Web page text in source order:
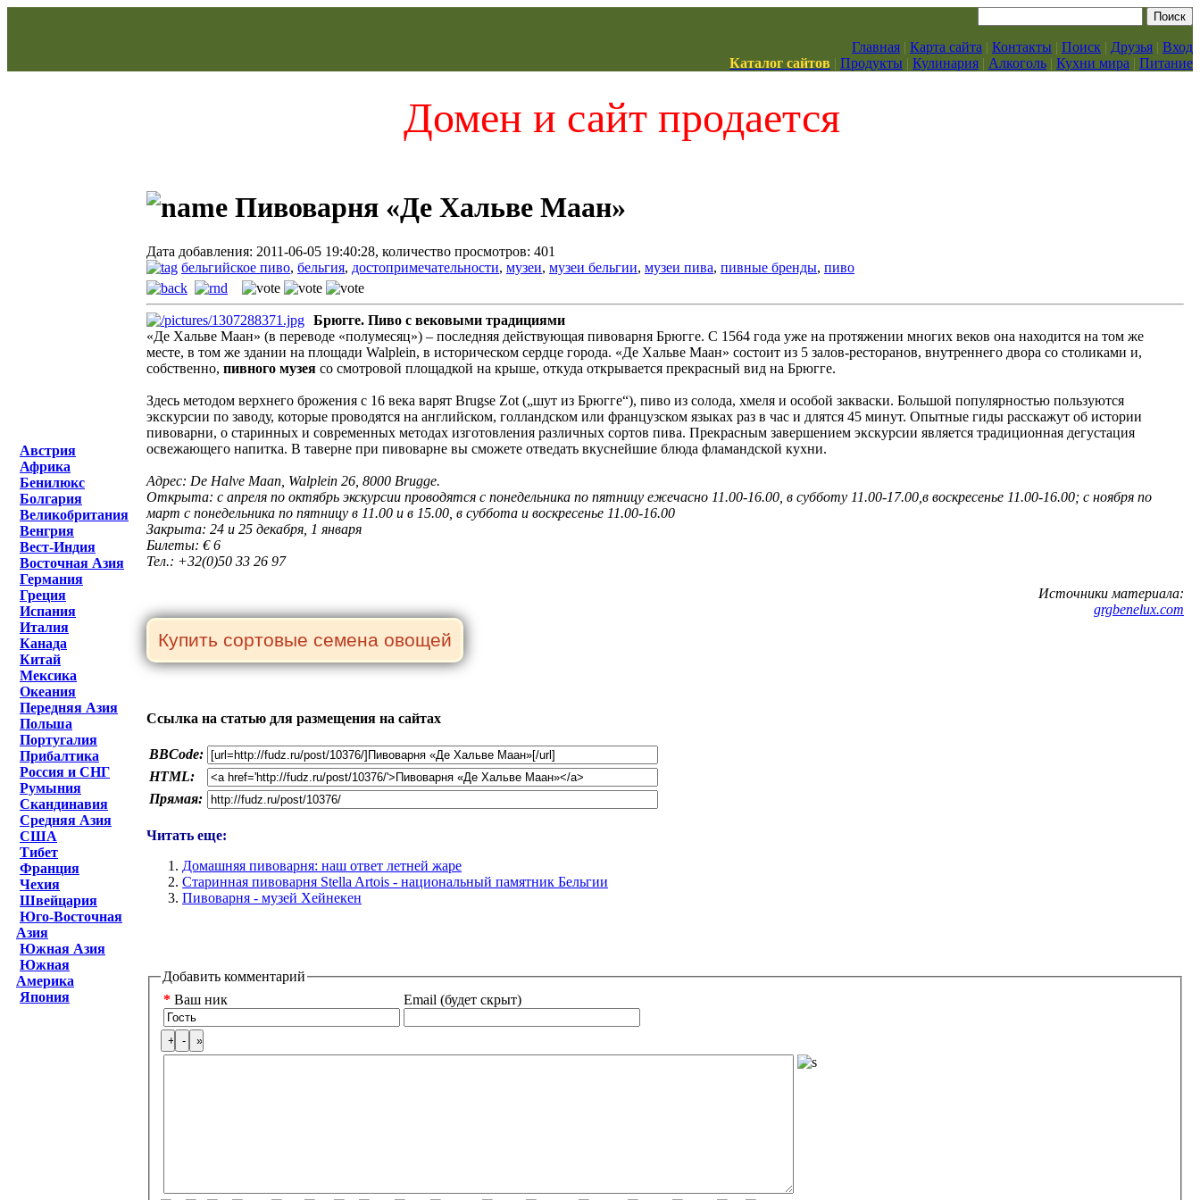
Главная | Карта сайта | Контакты | Поиск | Друзья | Вход
Каталог сайтов | Продукты | Кулинария | Алкоголь | Кухни мира | Питание
Домен и сайт продается
Австрия
Африка
Бенилюкс
Болгария
Великобритания
Венгрия
Вест-Индия
Восточная Азия
Германия
Греция
Испания
Италия
Канада
Китай
Мексика
Океания
Передняя Азия
Польша
Португалия
Прибалтика
Россия и СНГ
Румыния
Скандинавия
Средняя Азия
США
Тибет
Франция
Чехия
Швейцария
Юго-Восточная
Азия
Южная Азия
Южная
Америка
Япония
Пивоварня «Де Хальве Маан»
Дата добавления: 2011-06-05 19:40:28, количество просмотров: 401
бельгийское пиво, бельгия, достопримечательности, музеи, музеи бельгии, музеи пива, пивные бренды, пиво
Брюгге. Пиво с вековыми традициями
«Де Хальве Маан» (в переводе «полумесяц») – последняя действующая пивоварня Брюгге. С 1564 года уже на протяжении многих веков она находится на том же
месте, в том же здании на площади Walplein, в историческом сердце города. «Де Хальве Маан» состоит из 5 залов-ресторанов, внутреннего двора со столиками и,
собственно, пивного музея со смотровой площадкой на крыше, откуда открывается прекрасный вид на Брюгге.
Здесь методом верхнего брожения с 16 века варят Brugse Zot („шут из Брюгге“), пиво из солода, хмеля и особой закваски. Большой популярностью пользуются
экскурсии по заводу, которые проводятся на английском, голландском или французском языках раз в час и длятся 45 минут. Опытные гиды расскажут об истории
пивоварни, о старинных и современных методах изготовления различных сортов пива. Прекрасным завершением экскурсии является традиционная дегустация
освежающего напитка. В таверне при пивоварне вы сможете отведать вкуснейшие блюда фламандской кухни.
Адрес: De Halve Maan, Walplein 26, 8000 Brugge.
Открыта: с апреля по октябрь экскурсии проводятся с понедельника по пятницу ежечасно 11.00-16.00, в субботу 11.00-17.00,в воскресенье 11.00-16.00; с ноября по
март с понедельника по пятницу в 11.00 и в 15.00, в суббота и воскресенье 11.00-16.00
Закрыта: 24 и 25 декабря, 1 января
Билеты: € 6
Тел.: +32(0)50 33 26 97
Источники материала:
grgbenelux.com
Ссылка на статью для размещения на сайтах
BBCode:
HTML:
Прямая:
Читать еще:
Домашняя пивоварня: наш ответ летней жаре
Старинная пивоварня Stella Artois - национальный памятник Бельгии
Пивоварня - музей Хейнекен
Добавить комментарий
* Ваш ник Email (будет скрыт)